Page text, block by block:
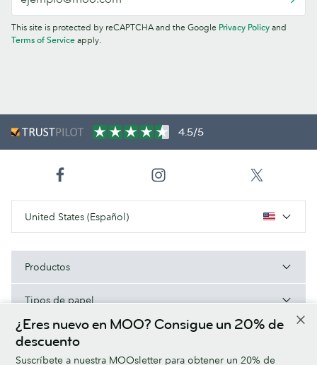
This site is protected by reCAPTCHA and the Google Privacy Policy and
Terms of Service apply.
¿Eres nuevo en MOO? Consigue un 20% de
descuento
Suscríbete a nuestra MOOsletter para obtener un 20% de
4.5/5
United States (Español)
Productos
Tipos de papel
Acerca de MOO